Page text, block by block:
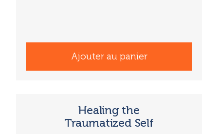
Ajouter au panier
Healing the
Traumatized Self